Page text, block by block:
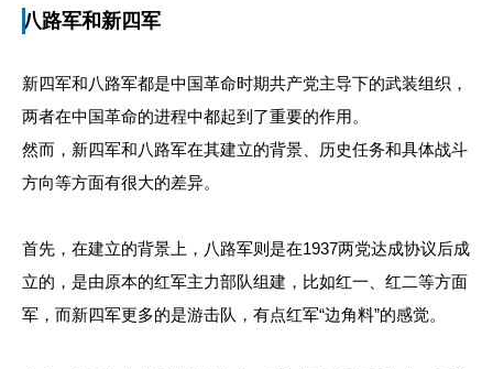
八路军和新四军
新四军和八路军都是中国革命时期共产党主导下的武装组织，
两者在中国革命的进程中都起到了重要的作用。
然而，新四军和八路军在其建立的背景、历史任务和具体战斗
方向等方面有很大的差异。
首先，在建立的背景上，八路军则是在1937两党达成协议后成
立的，是由原本的红军主力部队组建，比如红一、红二等方面
军，而新四军更多的是游击队，有点红军“边角料”的感觉。